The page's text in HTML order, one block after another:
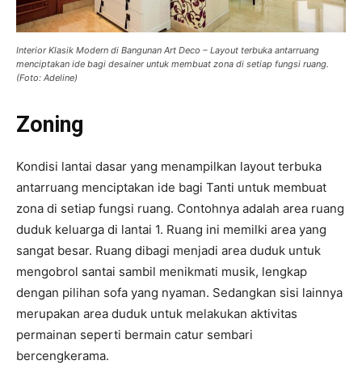
Interior Klasik Modern di Bangunan Art Deco – Layout terbuka antarruang
menciptakan ide bagi desainer untuk membuat zona di setiap fungsi ruang.
(Foto: Adeline)
Zoning
Kondisi lantai dasar yang menampilkan layout terbuka
antarruang menciptakan ide bagi Tanti untuk membuat
zona di setiap fungsi ruang. Contohnya adalah area ruang
duduk keluarga di lantai 1. Ruang ini memilki area yang
sangat besar. Ruang dibagi menjadi area duduk untuk
mengobrol santai sambil menikmati musik, lengkap
dengan pilihan sofa yang nyaman. Sedangkan sisi lainnya
merupakan area duduk untuk melakukan aktivitas
permainan seperti bermain catur sembari
bercengkerama.